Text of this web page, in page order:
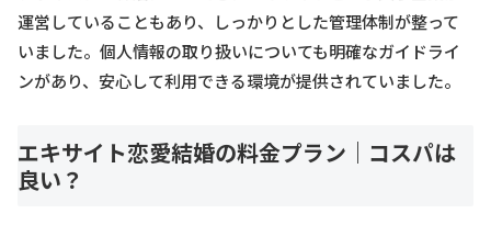
運営していることもあり、しっかりとした管理体制が整って
いました。個人情報の取り扱いについても明確なガイドライ
ンがあり、安心して利用できる環境が提供されていました。
エキサイト恋愛結婚の料金プラン｜コスパは
良い？